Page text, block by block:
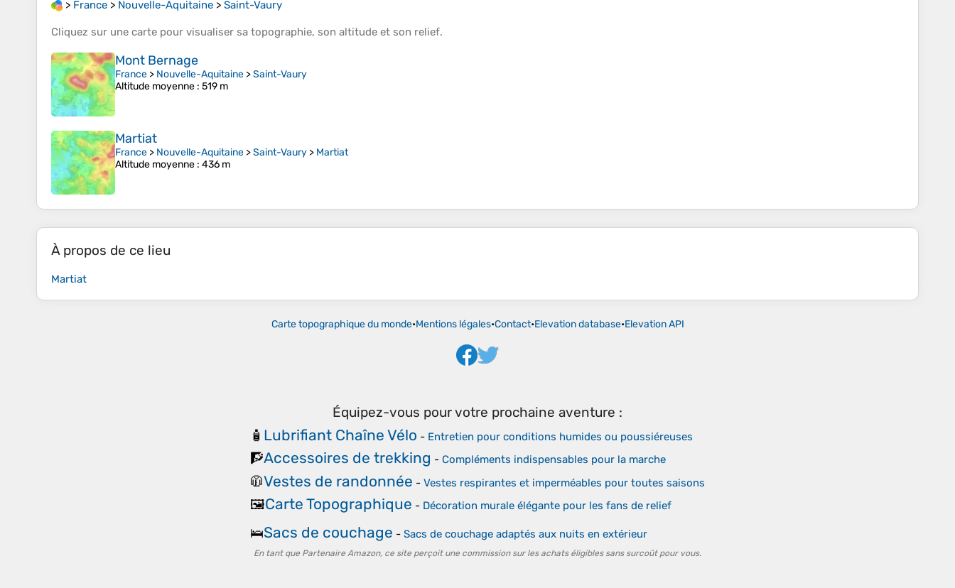
> France > Nouvelle-Aquitaine > Saint-Vaury
Cliquez sur une carte pour visualiser sa topographie, son altitude et son relief.
Mont Bernage
France > Nouvelle-Aquitaine >Saint-Vaury
Altitude moyenne : 519 m
Martiat
France > Nouvelle-Aquitaine >Saint-Vaury > Martiat
Altitude moyenne : 436 m
À propos de ce lieu
Martiat
Carte topographique du monde•Mentions légales•Contact•Elevation database•Elevation API
Équipez-vous pour votre prochaine aventure :
🧴 Lubrifiant Chaîne Vélo - Entretien pour conditions humides ou poussiéreuses
🧗Accessoires de trekking - Compléments indispensables pour la marche
🧥Vestes de randonnée - Vestes respirantes et imperméables pour toutes saisons
🖼️Carte Topographique - Décoration murale élégante pour les fans de relief
🛌Sacs de couchage - Sacs de couchage adaptés aux nuits en extérieur
En tant que Partenaire Amazon, ce site perçoit une commission sur les achats éligibles sans surcoût pour vous.